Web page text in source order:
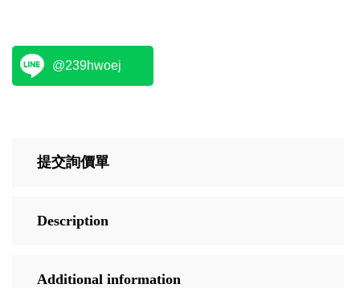
@239hwoej
提交詢價單
Description
Additional information